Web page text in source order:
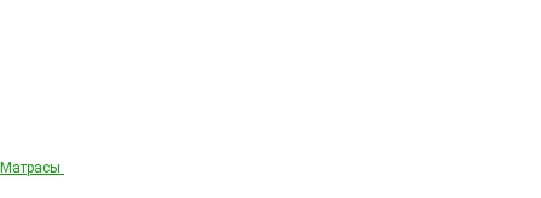
Матрасы